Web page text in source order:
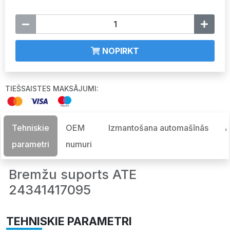
NOPIRKT
TIEŠSAISTES MAKSĀJUMI:
Tehniskie
parametri
OEM
numuri
Izmantošana automašīnās
Bremžu suports ATE
24341417095
TEHNISKIE PARAMETRI